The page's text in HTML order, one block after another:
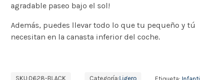
agradable paseo bajo el sol!
Además, puedes llevar todo lo que tu pequeño y tú
necesitan en la canasta inferior del coche.
SKU:D628-BLACK Categoría:Ligero Etiqueta:Infanti